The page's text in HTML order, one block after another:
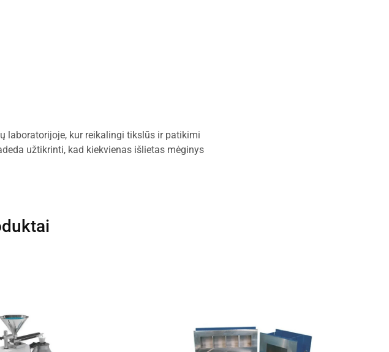
laboratorijoje, kur reikalingi tikslūs ir patikimi
užtikrinti, kad kiekvienas išlietas mėginys